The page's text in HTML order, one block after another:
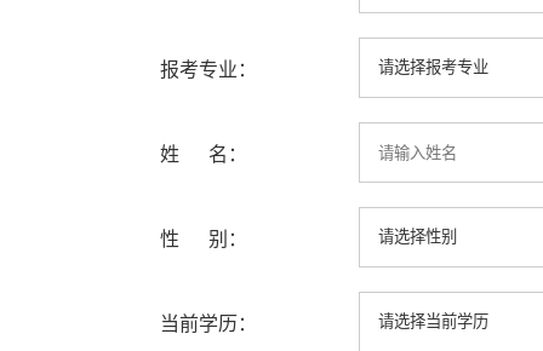
报考专业：
姓 名：
性 别：
当前学历：